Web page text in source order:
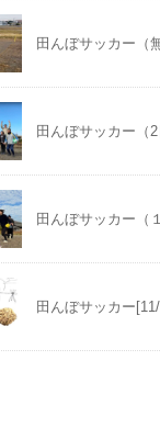
田んぼサッカー（
田んぼサッカー（2
田んぼサッカー（
田んぼサッカー